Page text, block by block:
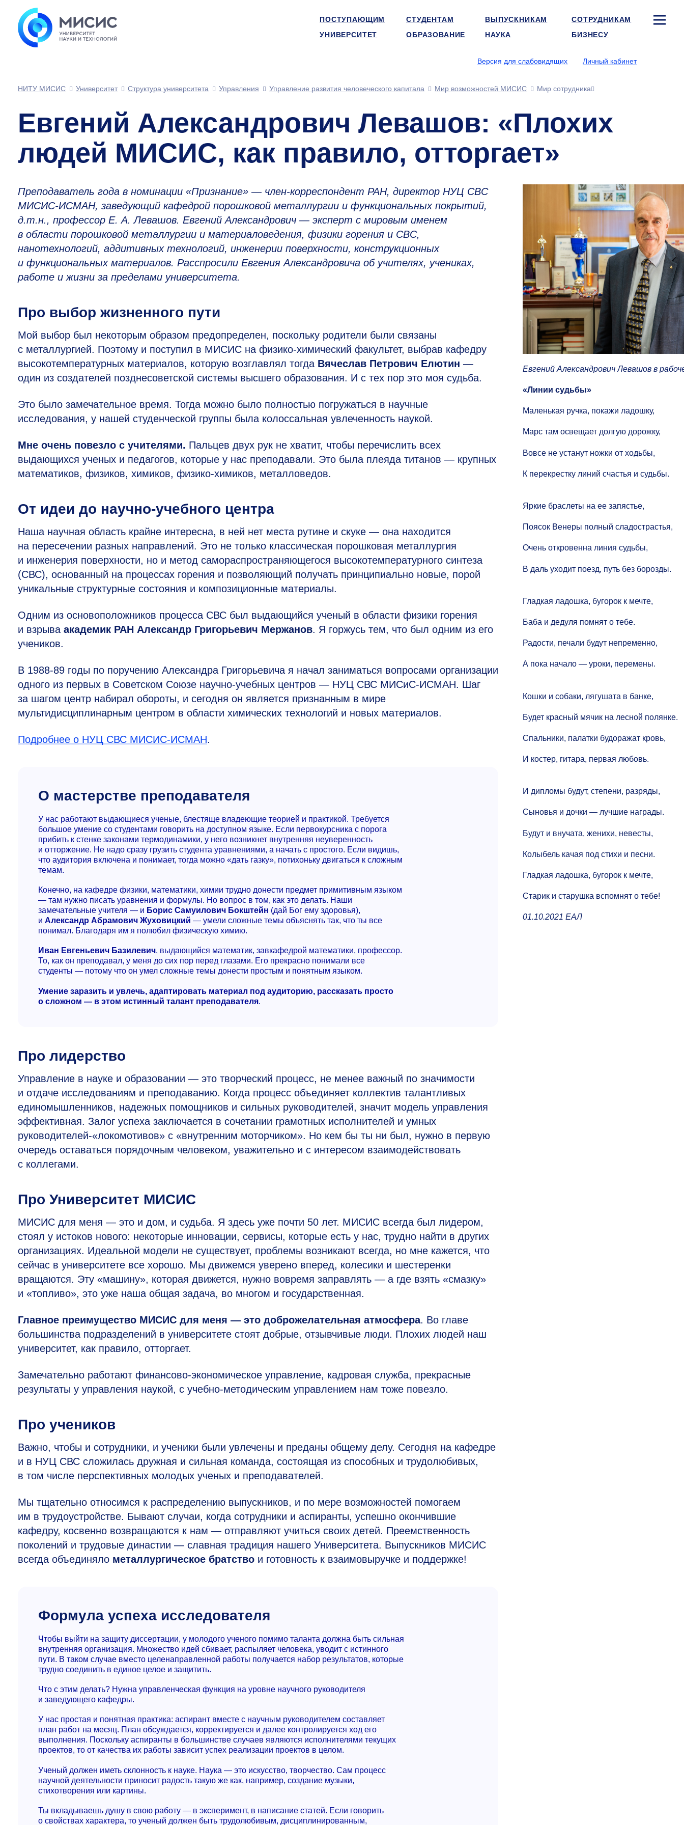
ПОСТУПАЮЩИМ СТУДЕНТАМ ВЫПУСКНИКАМ
СОТРУДНИКАМ
УНИВЕРСИТЕТ
ОБРАЗОВАНИЕ НАУКА БИЗНЕСУ
Версия для слабовидящих Личный кабинет
НИТУ МИСИС Университет Структура университета Управления Управление развития человеческого капитала Мир возможностей МИСИС Мир сотрудника
Евгений Александрович Левашов: «Плохих
людей МИСИС, как правило, отторгает»
Евгений Александрович Левашов в
«Линии судьбы»
Маленькая ручка, покажи ладошку,
Марс там освещает долгую дорожку,
Вовсе не устанут ножки от ходьбы,
К перекрестку линий счастья и судьбы.
Яркие браслеты на ее запястье,
Поясок Венеры полный сладострастья,
Очень откровенна линия судьбы,
В даль уходит поезд, путь без борозды.
Гладкая ладошка, бугорок к мечте,
Баба и дедуля помнят о тебе.
Радости, печали будут непременно,
А пока начало — уроки, перемены.
Кошки и собаки, лягушата в банке,
Будет красный мячик на лесной полянке.
Спальники, палатки будоражат кровь,
И костер, гитара, первая любовь.
И дипломы будут, степени, разряды,
Сыновья и дочки — лучшие награды.
Будут и внучата, женихи, невесты,
Колыбель качая под стихи и песни.
Гладкая ладошка, бугорок к мечте,
Старик и старушка вспомнят о тебе!
01.10.2021 ЕАЛ
Преподаватель года в номинации «Признание» — член-корреспондент РАН, директор НУЦ СВС
МИСИС-ИСМАН, заведующий кафедрой порошковой металлургии и функциональных покрытий,
д.т.н., профессор Е. А. Левашов. Евгений Александрович — эксперт с мировым именем
в области порошковой металлургии и материаловедения, физики горения и СВС,
нанотехнологий, аддитивных технологий, инженерии поверхности, конструкционных
и функциональных материалов. Расспросили Евгения Александровича об учителях, учениках,
работе и жизни за пределами университета.
Про выбор жизненного пути
Мой выбор был некоторым образом предопределен, поскольку родители были связаны
с металлургией. Поэтому и поступил в МИСИС на физико-химический факультет, выбрав кафедру
высокотемпературных материалов, которую возглавлял тогда Вячеслав Петрович Елютин —
один из создателей позднесоветской системы высшего образования. И с тех пор это моя судьба.
Это было замечательное время. Тогда можно было полностью погружаться в научные
исследования, у нашей студенческой группы была колоссальная увлеченность наукой.
Мне очень повезло с учителями. Пальцев двух рук не хватит, чтобы перечислить всех
выдающихся ученых и педагогов, которые у нас преподавали. Это была плеяда титанов — крупных
математиков, физиков, химиков, физико-химиков, металловедов.
От идеи до научно-учебного центра
Наша научная область крайне интересна, в ней нет места рутине и скуке — она находится
на пересечении разных направлений. Это не только классическая порошковая металлургия
и инженерия поверхности, но и метод самораспространяющегося высокотемпературного синтеза
(СВС), основанный на процессах горения и позволяющий получать принципиально новые, порой
уникальные структурные состояния и композиционные материалы.
Одним из основоположников процесса СВС был выдающийся ученый в области физики горения
и взрыва академик РАН Александр Григорьевич Мержанов. Я горжусь тем, что был одним из его
учеников.
В 1988-89 годы по поручению Александра Григорьевича я начал заниматься вопросами организации
одного из первых в Советском Союзе научно-учебных центров — НУЦ СВС МИСиС-ИСМАН. Шаг
за шагом центр набирал обороты, и сегодня он является признанным в мире
мультидисциплинарным центром в области химических технологий и новых материалов.
Подробнее о НУЦ СВС МИСИС-ИСМАН.
О мастерстве преподавателя
У нас работают выдающиеся ученые, блестяще владеющие теорией и практикой. Требуется
большое умение со студентами говорить на доступном языке. Если первокурсника с порога
прибить к стенке законами термодинамики, у него возникнет внутренняя неуверенность
и отторжение. Не надо сразу грузить студента уравнениями, а начать с простого. Если видишь,
что аудитория включена и понимает, тогда можно «дать газку», потихоньку двигаться к сложным
темам.
Конечно, на кафедре физики, математики, химии трудно донести предмет примитивным языком
­— там нужно писать уравнения и формулы. Но вопрос в том, как это делать. Наши
замечательные учителя — и Борис Самуилович Бокштейн (дай Бог ему здоровья),
и Александр Абрамович Жуховицкий — умели сложные темы объяснять так, что ты все
понимал. Благодаря им я полюбил физическую химию.
Иван Евгеньевич Базилевич, выдающийся математик, завкафедрой математики, профессор.
То, как он преподавал, у меня до сих пор перед глазами. Его прекрасно понимали все
студенты — потому что он умел сложные темы донести простым и понятным языком.
Умение заразить и увлечь, адаптировать материал под аудиторию, рассказать просто
о сложном — в этом истинный талант преподавателя.
Про лидерство
Управление в науке и образовании — это творческий процесс, не менее важный по значимости
и отдаче исследованиям и преподаванию. Когда процесс объединяет коллектив талантливых
единомышленников, надежных помощников и сильных руководителей, значит модель управления
эффективная. Залог успеха заключается в сочетании грамотных исполнителей и умных
руководителей-«локомотивов» с «внутренним моторчиком». Но кем бы ты ни был, нужно в первую
очередь оставаться порядочным человеком, уважительно и с интересом взаимодействовать
с коллегами.
Про Университет МИСИС
МИСИС для меня — это и дом, и судьба. Я здесь уже почти 50 лет. МИСИС всегда был лидером,
стоял у истоков нового: некоторые инновации, сервисы, которые есть у нас, трудно найти в других
организациях. Идеальной модели не существует, проблемы возникают всегда, но мне кажется, что
сейчас в университете все хорошо. Мы движемся уверено вперед, колесики и шестеренки
вращаются. Эту «машину», которая движется, нужно вовремя заправлять — а где взять «смазку»
и «топливо», это уже наша общая задача, во многом и государственная.
Главное преимущество МИСИС для меня — это доброжелательная атмосфера. Во главе
большинства подразделений в университете стоят добрые, отзывчивые люди. Плохих людей наш
университет, как правило, отторгает.
Замечательно работают финансово-экономическое управление, кадровая служба, прекрасные
результаты у управления наукой, с учебно-методическим управлением нам тоже повезло.
Про учеников
Важно, чтобы и сотрудники, и ученики были увлечены и преданы общему делу. Сегодня на кафедре
и в НУЦ СВС сложилась дружная и сильная команда, состоящая из способных и трудолюбивых,
в том числе перспективных молодых ученых и преподавателей.
Мы тщательно относимся к распределению выпускников, и по мере возможностей помогаем
им в трудоустройстве. Бывают случаи, когда сотрудники и аспиранты, успешно окончившие
кафедру, косвенно возвращаются к нам — отправляют учиться своих детей. Преемственность
поколений и трудовые династии — славная традиция нашего Университета. Выпускников МИСИС
всегда объединяло металлургическое братство и готовность к взаимовыручке и поддержке!
Формула успеха исследователя
Чтобы выйти на защиту диссертации, у молодого ученого помимо таланта должна быть сильная
внутренняя организация. Множество идей сбивает, распыляет человека, уводит с истинного
пути. В таком случае вместо целенаправленной работы получается набор результатов, которые
трудно соединить в единое целое и защитить.
Что с этим делать? Нужна управленческая функция на уровне научного руководителя
и заведующего кафедры.
У нас простая и понятная практика: аспирант вместе с научным руководителем составляет
план работ на месяц. План обсуждается, корректируется и далее контролируется ход его
выполнения. Поскольку аспиранты в большинстве случаев являются исполнителями текущих
проектов, то от качества их работы зависит успех реализации проектов в целом.
Ученый должен иметь склонность к науке. Наука — это искусство, творчество. Сам процесс
научной деятельности приносит радость такую же как, например, создание музыки,
стихотворения или картины.
Ты вкладываешь душу в свою работу — в эксперимент, в написание статей. Если говорить
о свойствах характера, то ученый должен быть трудолюбивым, дисциплинированным,